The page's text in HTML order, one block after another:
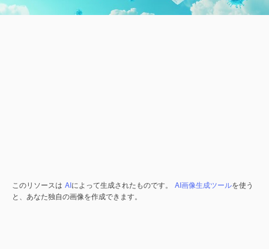
このリソースは AIによって生成されたものです。 AI画像生成ツールを使う
と、あなた独自の画像を作成できます。